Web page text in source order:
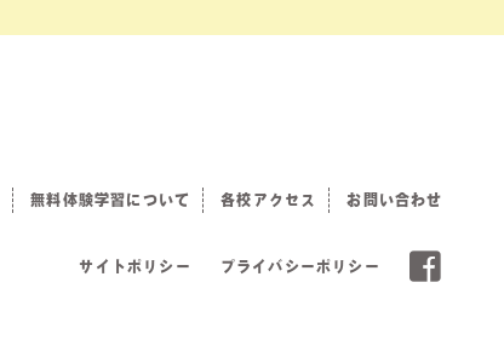
無料体験学習について 各校アクセス お問い合わせ
サイトポリシー プライバシーポリシー